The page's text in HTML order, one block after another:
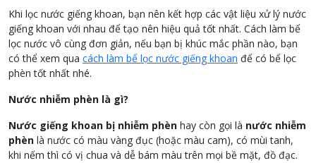
Khi lọc nước giếng khoan, bạn nên kết hợp các vật liệu xử lý nước
giếng khoan với nhau để tạo nên hiệu quả tốt nhất. Cách làm bể
lọc nước vô cùng đơn giản, nếu bạn bị khúc mắc phần nào, bạn
có thể xem qua cách làm bể lọc nước giếng khoan để có bể lọc
phèn tốt nhất nhé.
Nước nhiễm phèn là gì?
Nước giếng khoan bị nhiễm phèn hay còn gọi là nước nhiễm
phèn là nước có màu vàng đục (hoặc màu cam), có mùi tanh,
khi nếm thì có vị chua và dễ bám màu trên mọi bề mặt, đồ đạc.